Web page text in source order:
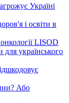
Україні
і освіти в
LISOD
для українського
Або